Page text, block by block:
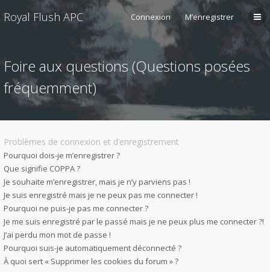
Royal Flush APC Connexion M’enregistrer
Foire aux questions (Questions posées
fréquemment)
Problèmes de connexion et d’enregistrement
Pourquoi dois-je m’enregistrer ?
Que signifie COPPA ?
Je souhaite m’enregistrer, mais je n’y parviens pas !
Je suis enregistré mais je ne peux pas me connecter !
Pourquoi ne puis-je pas me connecter ?
Je me suis enregistré par le passé mais je ne peux plus me connecter ?!
J’ai perdu mon mot de passe !
Pourquoi suis-je automatiquement déconnecté ?
À quoi sert « Supprimer les cookies du forum » ?